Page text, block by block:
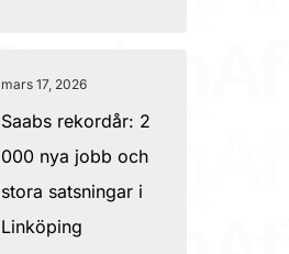
mars 17, 2026
Saabs rekordår: 2
000 nya jobb och
stora satsningar i
Linköping